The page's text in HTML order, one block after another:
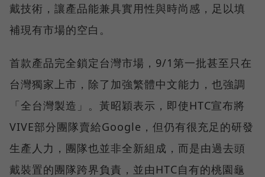
戴技術，讓產品能兼具實用性與時尚感，足以填
補現有市場的空白。
首款產品完全鎖定台灣市場，9/1第一批甚至只在
台灣獨家上市，除了加強繁體中文能力，也強調
「全台灣製造」。黃昭穎表示，即使HTC宣布將
VIVE部分團隊賣給Google，但仍有很充足的研發
生產人力，團隊也並非全新組成，而是由過去頭
戴裝置的團隊跨界負責，並由HTC自有的桃園龜